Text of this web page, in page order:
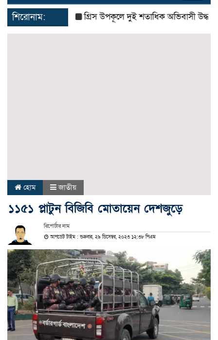
শিরোনাম: গ্রিস উপকূলে দুই শতাধিক অভিবাসী উদ্ধার,
হোম জাতীয়
১১৫১ প্লাটুন বিজিবি মোতায়েন দেশজুড়ে
রিপোর্টার নাম
আপডেট টাইম : শুক্রবার, ২৯ ডিসেম্বর, ২০২৩ ১২:৩৮ পিএম